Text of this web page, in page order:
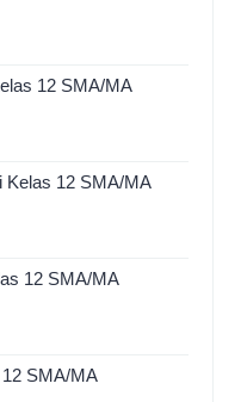
12 SMA/MA
Kelas 12 SMA/MA
12 SMA/MA
SMA/MA